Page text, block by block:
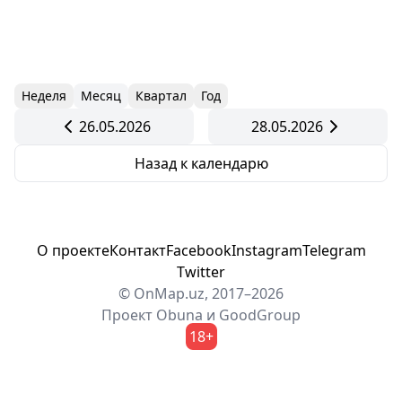
Неделя Месяц Квартал Год
26.05.2026
28.05.2026
Назад к календарю
О проектеКонтактFacebookInstagramTelegram
Twitter
© OnMap.uz, 2017–2026
Проект Obuna и GoodGroup
18+